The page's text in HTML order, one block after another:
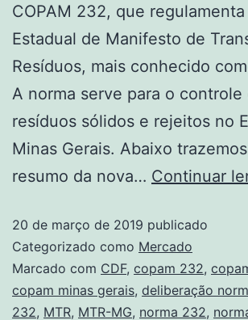
COPAM 232, que
Estadual de Manifesto de
Resíduos, mais conhecido
A norma serve para o
resíduos sólidos e rejeitos no
Minas Gerais. Abaixo
resumo da nova… Continuar
20 de março de 2019 publicado
Categorizado como Mercado
Marcado com CDF, copam 232,
copam minas gerais, deliberação
232, MTR, MTR-MG, norma 232,